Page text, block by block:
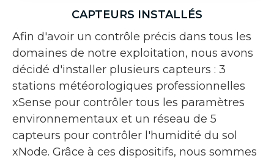
CAPTEURS INSTALLÉS
Afin d'avoir un contrôle précis dans tous les
domaines de notre exploitation, nous avons
décidé d'installer plusieurs capteurs : 3
stations météorologiques professionnelles
xSense pour contrôler tous les paramètres
environnementaux et un réseau de 5
capteurs pour contrôler l'humidité du sol
xNode. Grâce à ces dispositifs, nous sommes